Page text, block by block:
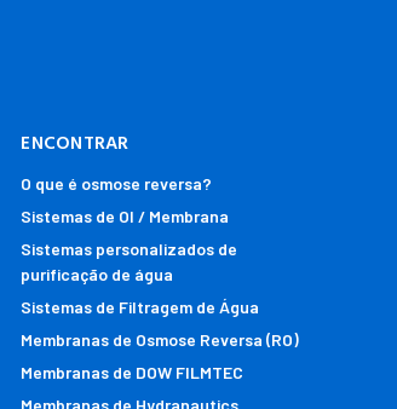
ENCONTRAR
O que é osmose reversa?
Sistemas de OI / Membrana
Sistemas personalizados de
purificação de água
Sistemas de Filtragem de Água
Membranas de Osmose Reversa (RO)
Membranas de DOW FILMTEC